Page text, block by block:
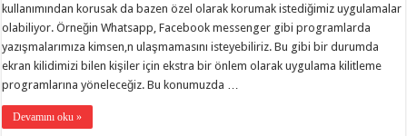
kullanımından korusak da bazen özel olarak korumak istediğimiz uygulamalar
olabiliyor. Örneğin Whatsapp, Facebook messenger gibi programlarda
yazışmalarımıza kimsen,n ulaşmamasını isteyebiliriz. Bu gibi bir durumda
ekran kilidimizi bilen kişiler için ekstra bir önlem olarak uygulama kilitleme
programlarına yöneleceğiz. Bu konumuzda …
Devamını oku »